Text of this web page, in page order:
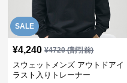
SALE
¥4,240 ¥4720(割引前)
スウェットメンズ アウトドアイ
ラスト入りトレーナー